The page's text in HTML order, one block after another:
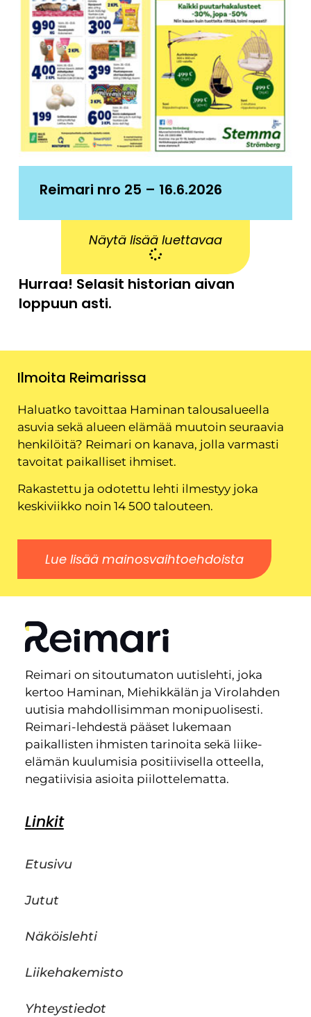
Reimari nro 25 – 16.6.2026
Näytä lisää luettavaa
Hurraa! Selasit historian aivan
loppuun asti.
Ilmoita Reimarissa
Haluatko tavoittaa Haminan talousalueella
asuvia sekä alueen elämää muutoin seuraavia
henkilöitä? Reimari on kanava, jolla varmasti
tavoitat paikalliset ihmiset.
Rakastettu ja odotettu lehti ilmestyy joka
keskiviikko noin 14 500 talouteen.
Lue lisää mainosvaihtoehdoista
Reimari on sitoutumaton uutislehti, joka
kertoo Haminan, Miehikkälän ja Virolahden
uutisia mahdollisimman monipuolisesti.
Reimari-lehdestä pääset lukemaan
paikallisten ihmisten tarinoita sekä liike-
elämän kuulumisia positiivisella otteella,
negatiivisia asioita piilottelematta.
Linkit
Etusivu
Jutut
Näköislehti
Liikehakemisto
Yhteystiedot